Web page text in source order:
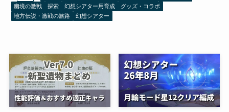
幽境の激戦
探索 幻想シアター用育成
グッズ・コラボ
地方伝説・激戦の旅路
幻想シアター